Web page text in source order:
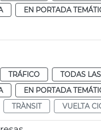
EN PORTADA
TRÁFICO TODAS
EN PORTADA
TRÀNSIT VUELTA